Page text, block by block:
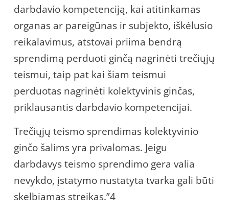
darbdavio kompetenciją, kai atitinkamas
organas ar pareigūnas ir subjekto, iškėlusio
reikalavimus, atstovai priima bendrą
sprendimą perduoti ginčą nagrinėti trečiųjų
teismui, taip pat kai šiam teismui
perduotas nagrinėti kolektyvinis ginčas,
priklausantis darbdavio kompetencijai.
Trečiųjų teismo sprendimas kolektyvinio
ginčo šalims yra privalomas. Jeigu
darbdavys teismo sprendimo gera valia
nevykdo, įstatymo nustatyta tvarka gali būti
skelbiamas streikas.”4